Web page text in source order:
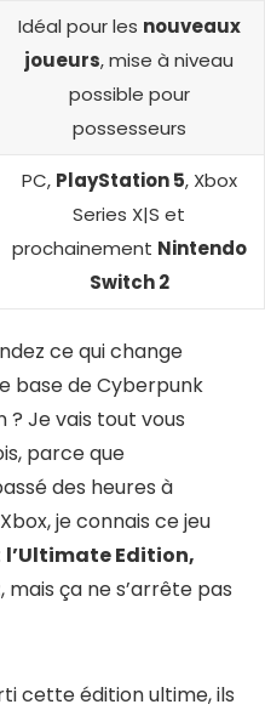
Idéal pour les nouveaux
joueurs, mise à niveau
possible pour
possesseurs
PC, PlayStation 5, Xbox
Series X|S et
prochainement Nintendo
Switch 2
ce qui change
base de Cyberpunk
? Je vais tout vous
parce que
des heures à
je connais ce jeu
l’Ultimate Edition,
, mais ça ne s’arrête pas
cette édition ultime, ils